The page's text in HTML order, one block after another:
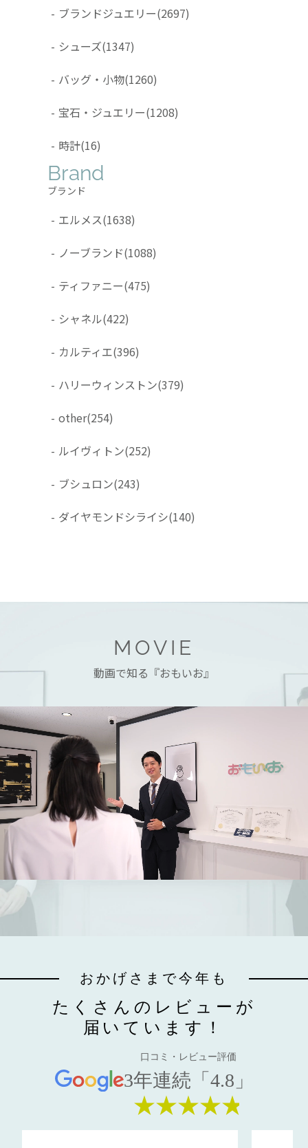
- ブランドジュエリー(2697)
- シューズ(1347)
- バッグ・小物(1260)
- 宝石・ジュエリー(1208)
- 時計(16)
Brand
ブランド
- エルメス(1638)
- ノーブランド(1088)
- ティファニー(475)
- シャネル(422)
- カルティエ(396)
- ハリーウィンストン(379)
- other(254)
- ルイヴィトン(252)
- ブシュロン(243)
- ダイヤモンドシライシ(140)
MOVIE
動画で知る『おもいお』
おかげさまで今年も
たくさんのレビューが
届いています！
口コミ・レビュー評価
3年連続「4.8」
★★★★★